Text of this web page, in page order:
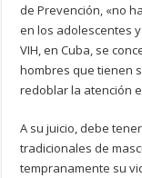
de Prevención, «no
en los adolescentes
VIH, en Cuba, se
hombres que tienen
redoblar la atención
A su juicio, debe
tradicionales de
tempranamente su